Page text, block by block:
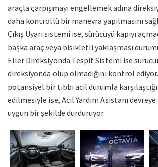
araçla çarpışmayı engellemek adına
daha kontrollü bir manevra yapılmasını
Çıkış Uyarı sistemi ise, sürücüyü kapıyı
başka araç veya bisikletli yaklaşması
Eller Direksiyonda Tespit Sistemi ise
direksiyonda olup olmadığını kontrol
potansiyel bir tıbbı acil durumla
edilmesiyle ise, Acil Yardım Asistanı
uygun bir şekilde durduruyor.